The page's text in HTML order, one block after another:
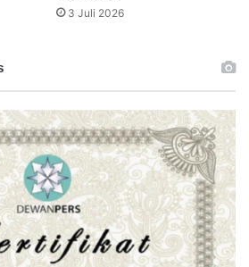
3 Juli 2026